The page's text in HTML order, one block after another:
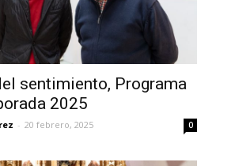
sentimiento, Programa
2025
- 20 febrero, 2025 0